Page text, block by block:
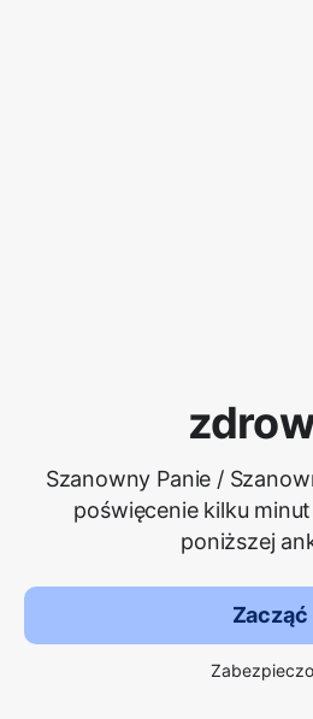
Szanowny Panie /
poświęcenie kilku
poniższej
Zacząć